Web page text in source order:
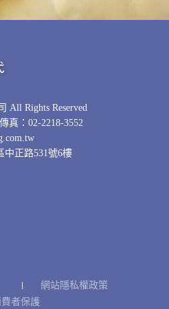
All Rights Reserved
傳真：02-2218-3552
中正路531號6樓
網站隱私權政策
費者保護